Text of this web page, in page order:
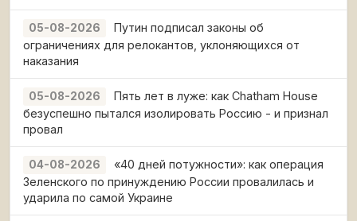
05-08-2026
Путин подписал законы об
ограничениях для релокантов, уклоняющихся от
наказания
05-08-2026
Пять лет в луже: как Chatham House
безуспешно пытался изолировать Россию - и признал
провал
04-08-2026
«40 дней потужности»: как операция
Зеленского по принуждению России провалилась и
ударила по самой Украине